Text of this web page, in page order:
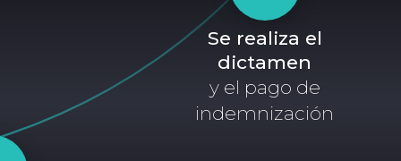
Se realiza el
dictamen
y el pago de
indemnización